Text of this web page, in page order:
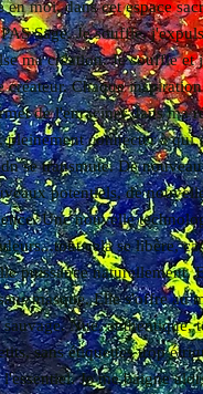
en moi, dans cet espace
Sage. Je souffle,
ma création. Je souffle
créateur. Chaque
de l'enraciner dans ma
pleinement connecter à
se transmute. De
potentiels, de
Une nouvelle
cela se libère,
puissance naturellement.
masque. Elle s'offre au
sauvage. Nue, authentique,
sans étiquettes trop
Je me baigne